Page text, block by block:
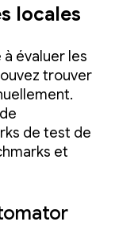
locales
évaluer les
trouver
de test de
et